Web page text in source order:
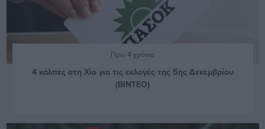
Πριν 4 χρόνια
4 κάλπες στη Χίο για τις εκλογές της 5ης Δεκεμβρίου
(ΒΙΝΤΕΟ)